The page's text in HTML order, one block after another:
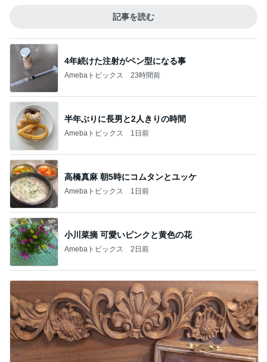
記事を読む
4年続けた注射がペン型になる事
Amebaトピックス 23時間前
半年ぶりに長男と2人きりの時間
Amebaトピックス 1日前
高橋真麻 朝5時にコムタンとユッケ
Amebaトピックス 1日前
小川菜摘 可愛いピンクと黄色の花
Amebaトピックス 2日前